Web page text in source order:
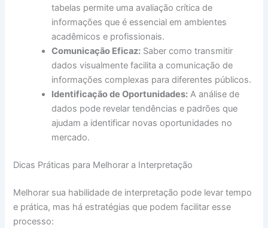
tabelas permite uma avaliação crítica de
informações que é essencial em ambientes
acadêmicos e profissionais.
Comunicação Eficaz: Saber como transmitir
dados visualmente facilita a comunicação de
informações complexas para diferentes públicos.
Identificação de Oportunidades: A análise de
dados pode revelar tendências e padrões que
ajudam a identificar novas oportunidades no
mercado.
Dicas Práticas para Melhorar a Interpretação
Melhorar sua habilidade de interpretação pode levar tempo
e prática, mas há estratégias que podem facilitar esse
processo: